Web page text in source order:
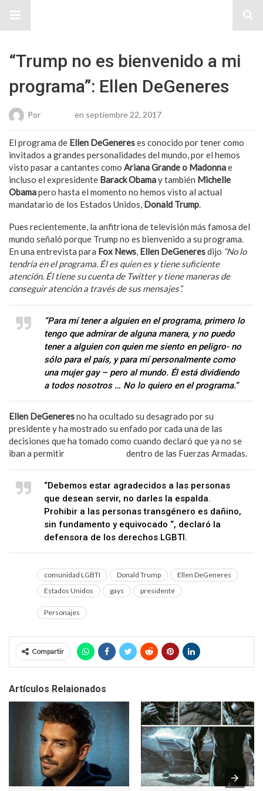
“Trump no es bienvenido a mi
programa”: Ellen DeGeneres
Por en septiembre 22, 2017
El programa de Ellen DeGenereses conocido por tener como
invitados a grandes personalidades del mundo, por el hemos
visto pasar a cantantes como Ariana Grande o Madonnae
incluso el expresidente Barack Obamay también Michelle
Obamapero hasta el momento no hemos visto al actual
mandatario de los Estados Unidos, Donald Trump.
Pues recientemente, la anfitriona de televisión más famosa del
mundo señaló porque Trump no es bienvenido a su programa.
En una entrevista para Fox News, Ellen DeGeneresdijo “No lo
tendría en el programa. Él es quien es y tiene suficiente
atención. Él tiene su cuenta de Twitter y tiene maneras de
conseguir atención a través de sus mensajes”.
“Para mí tener a alguien en el programa, primero lo
tengo que admirar de alguna manera, y no puedo
tener a alguien con quien me siento en peligro- no
sólo para el país, y para mí personalmente como
una mujer gay – pero al mundo. Él está dividiendo
a todos nosotros … No lo quiero en el programa.”
Ellen DeGeneresno ha ocultado su desagrado por su
presidente y ha mostrado su enfado por cada una de las
decisiones que ha tomado como cuando declaró que ya no se
iban a permitir
dentro de las Fuerzas Armadas.
“Debemos estar agradecidos a las personas
que desean servir, no darles la espalda.
Prohibir a las personas transgénero es dañino,
sin fundamento y equivocado “, declaró la
defensora de los derechos LGBTI.
comunidad LGBTI Donald Trump
Ellen DeGeneres
Estados Unidos
gays presidente
Personajes
Compartir
Artículos Relaionados